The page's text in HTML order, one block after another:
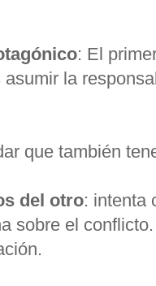
: El
la
que también
del otro: intenta
sobre el